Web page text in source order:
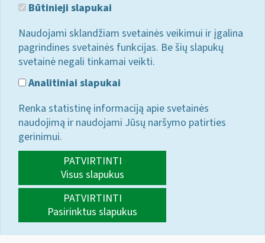
Būtinieji slapukai
Naudojami sklandžiam svetainės veikimui ir įgalina
pagrindines svetainės funkcijas. Be šių slapukų
svetainė negali tinkamai veikti.
Analitiniai slapukai
Renka statistinę informaciją apie svetainės
naudojimą ir naudojami Jūsų naršymo patirties
gerinimui.
PATVIRTINTI
Visus slapukus
PATVIRTINTI
Pasirinktus slapukus